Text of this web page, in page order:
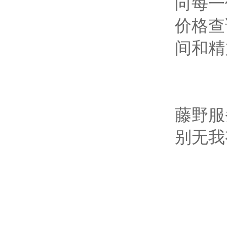
价格
间和
藤野
别无